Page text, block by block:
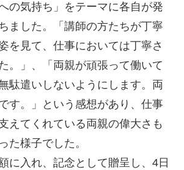
の気持ち」をテーマに各自が発
ました。「講師の方たちが丁寧
を見て、仕事においては丁寧さ
。」、「両親が頑張って働いて
駄遣いしないようにします。両
す。」という感想があり、仕事
えてくれている両親の偉大さも
た様子でした。
に入れ、記念として贈呈し、4日